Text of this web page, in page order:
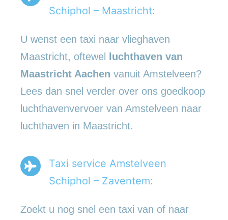
Schiphol – Maastricht:
U wenst een taxi naar vlieghaven
Maastricht, oftewel
luchthaven van
Maastricht Aachen vanuit Amstelveen?
Lees dan snel verder over ons goedkoop
luchthavenvervoer van Amstelveen naar
luchthaven in Maastricht.
Taxi service Amstelveen
Schiphol – Zaventem:
Zoekt u nog snel een taxi van of naar